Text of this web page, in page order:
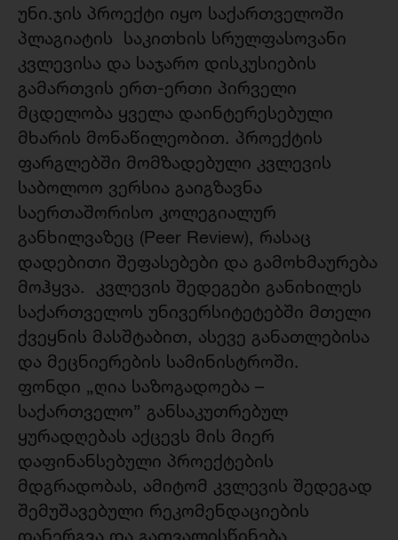
უნი.ჯის პროექტი იყო საქართველოში
პლაგიატის საკითხის სრულფასოვანი
კვლევისა და საჯარო დისკუსიების
გამართვის ერთ-ერთი პირველი
მცდელობა ყველა დაინტერესებული
მხარის მონაწილეობით. პროექტის
ფარგლებში მომზადებული კვლევის
საბოლოო ვერსია გაიგზავნა
საერთაშორისო კოლეგიალურ
განხილვაზეც (Peer Review), რასაც
დადებითი შეფასებები და გამოხმაურება
მოჰყვა. კვლევის შედეგები განიხილეს
საქართველოს უნივერსიტეტებში მთელი
ქვეყნის მასშტაბით, ასევე განათლებისა
და მეცნიერების სამინისტროში.
ფონდი „ღია საზოგადოება –
საქართველო” განსაკუთრებულ
ყურადღებას აქცევს მის მიერ
დაფინანსებული პროექტების
მდგრადობას, ამიტომ კვლევის შედეგად
შემუშავებული რეკომენდაციების
დანერგვა და გათვალისწინება